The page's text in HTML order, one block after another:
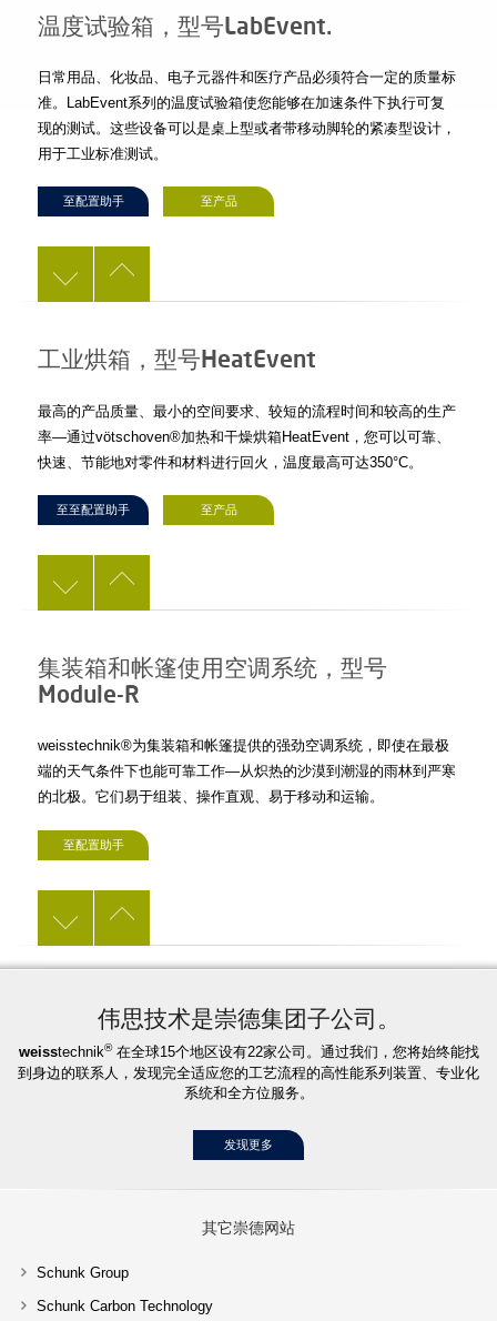
温度试验箱，型号LabEvent.
日常用品、化妆品、电子元器件和医疗产品必须符合一定的质量标
准。LabEvent系列的温度试验箱使您能够在加速条件下执行可复
现的测试。这些设备可以是桌上型或者带移动脚轮的紧凑型设计，
用于工业标准测试。
至配置助手 至产品
工业烘箱，型号HeatEvent
最高的产品质量、最小的空间要求、较短的流程时间和较高的生产
率—通过vötschoven®加热和干燥烘箱HeatEvent，您可以可靠、
快速、节能地对零件和材料进行回火，温度最高可达350°C。
至至配置助手 至产品
集装箱和帐篷使用空调系统，型号
Module-R
weisstechnik®为集装箱和帐篷提供的强劲空调系统，即使在最极
端的天气条件下也能可靠工作—从炽热的沙漠到潮湿的雨林到严寒
的北极。它们易于组装、操作直观、易于移动和运输。
至配置助手
伟思技术是崇德集团子公司。
weisstechnik®在全球15个地区设有22家公司。通过我们，您将始终能找
到身边的联系人，发现完全适应您的工艺流程的高性能系列装置、专业化
系统和全方位服务。
发现更多
其它崇德网站
Schunk Group
Schunk Carbon Technology